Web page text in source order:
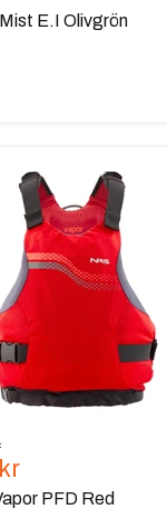
E.I Olivgrön
PFD Red